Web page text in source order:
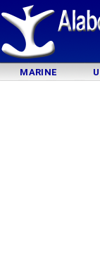
MARINE